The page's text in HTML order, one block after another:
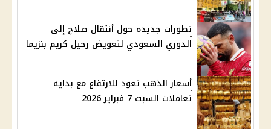
تطورات جديده حول أنتقال صلاح إلى
الدوري السعودي لتعويض رحيل كريم بنزيما
أسعار الذهب تعود للارتفاع مع بدايه
تعاملات السبت 7 فبراير 2026